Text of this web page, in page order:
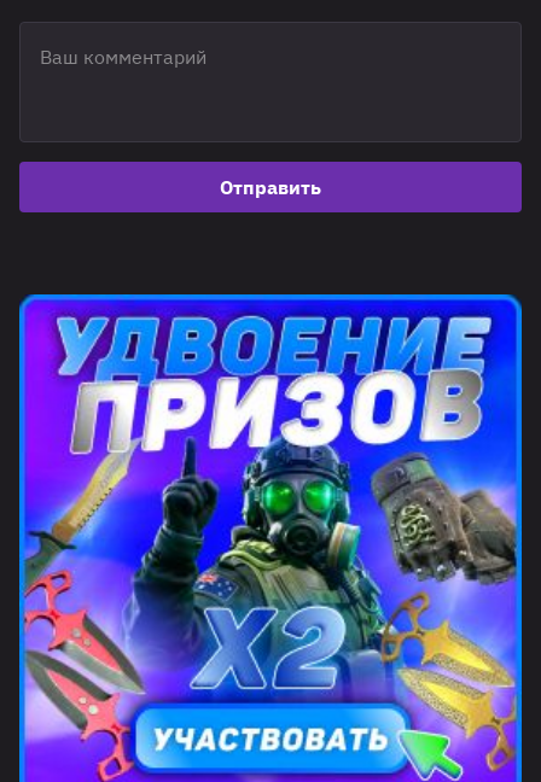
Отправить